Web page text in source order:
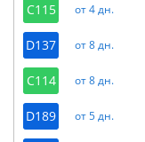
C115 от 4 дн.
D137 от 8 дн.
C114 от 8 дн.
D189 от 5 дн.